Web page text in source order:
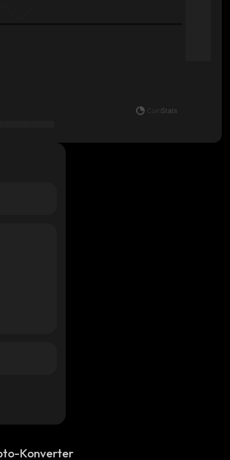
Konverter